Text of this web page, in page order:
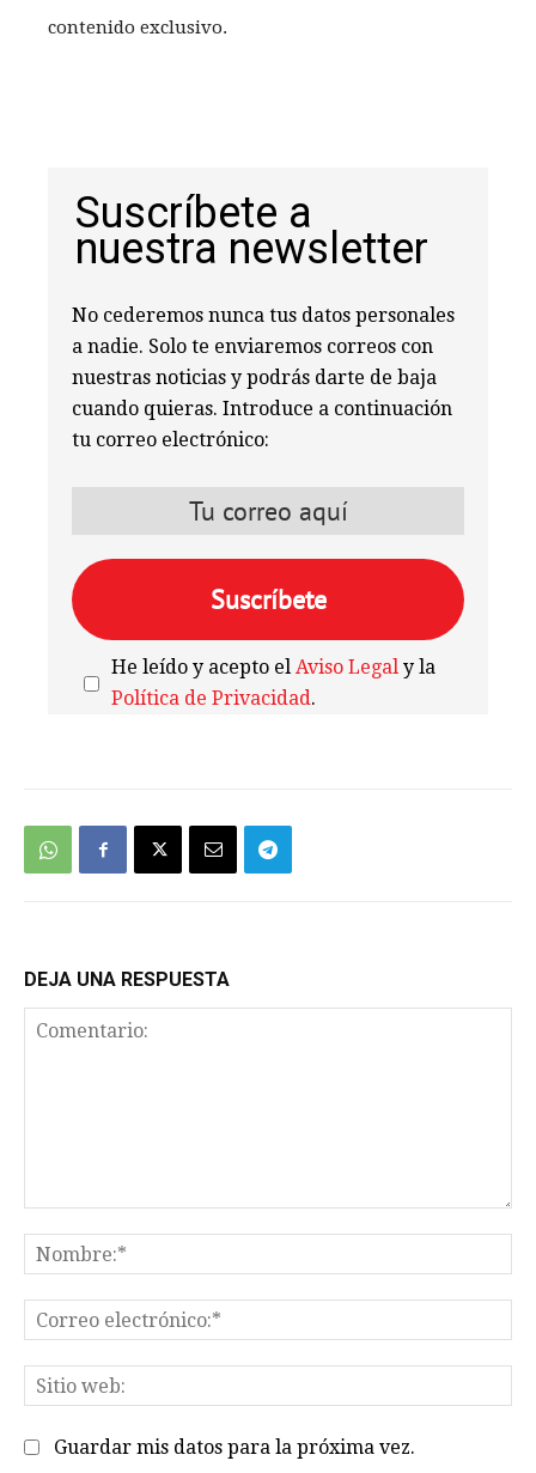
contenido exclusivo.
Suscríbete a
nuestra newsletter
No cederemos nunca tus datos personales
a nadie. Solo te enviaremos correos con
nuestras noticias y podrás darte de baja
cuando quieras. Introduce a continuación
tu correo electrónico:
He leído y acepto elAviso Legal y la
Política de Privacidad.
DEJA UNA RESPUESTA
Guardar mis datos para la próxima vez.